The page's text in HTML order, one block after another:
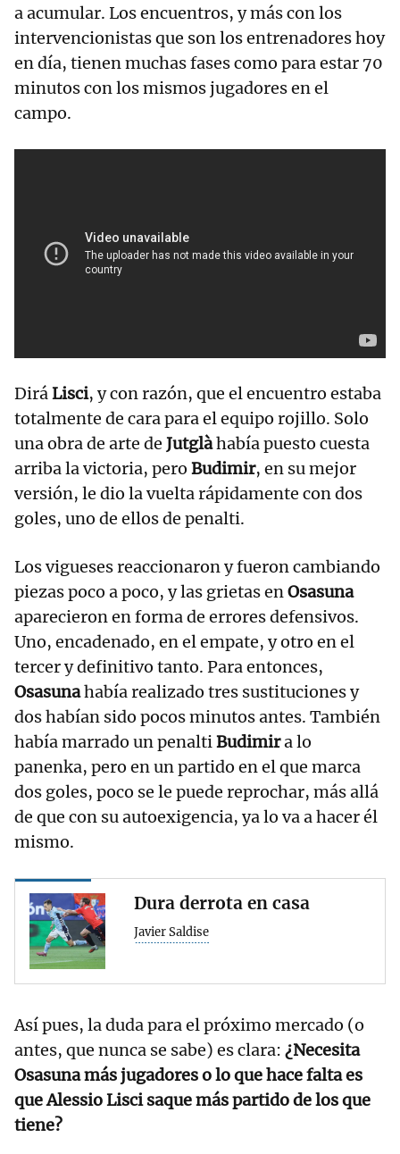
a acumular. Los encuentros, y más con los
intervencionistas que son los entrenadores hoy
en día, tienen muchas fases como para estar 70
minutos con los mismos jugadores en el
campo.
DiráLisci, y con razón, que el encuentro estaba
totalmente de cara para el equipo rojillo. Solo
una obra de arte de Jutglàhabía puesto cuesta
arriba la victoria, pero Budimir, en su mejor
versión, le dio la vuelta rápidamente con dos
goles, uno de ellos de penalti.
Los vigueses reaccionaron y fueron cambiando
piezas poco a poco, y las grietas enOsasuna
aparecieron en forma de errores defensivos.
Uno, encadenado, en el empate, y otro en el
tercer y definitivo tanto. Para entonces,
Osasunahabía realizado tres sustituciones y
dos habían sido pocos minutos antes. También
había marrado un penaltiBudimira lo
panenka, pero en un partido en el que marca
dos goles, poco se le puede reprochar, más allá
de que con su autoexigencia, ya lo va a hacer él
mismo.
Dura derrota en casa
Javier Saldise
Así pues, la duda para el próximo mercado (o
antes, que nunca se sabe) es clara: ¿Necesita
Osasuna más jugadores o lo que hace falta es
que Alessio Lisci saque más partido de los que
tiene?